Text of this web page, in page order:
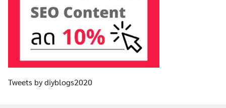
Tweets by diyblogs2020